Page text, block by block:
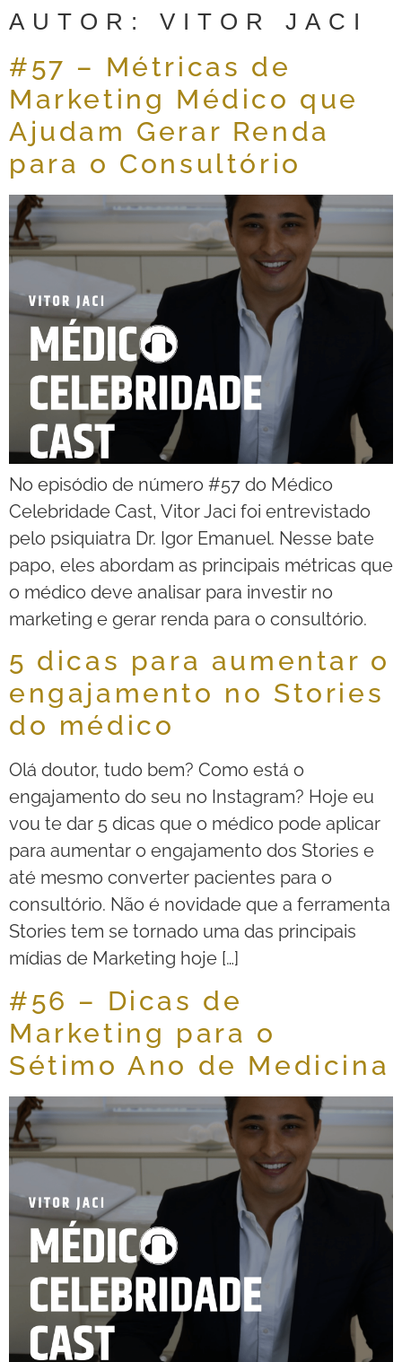
AUTOR: VITOR JACI
#57 – Métricas de
Marketing Médico que
Ajudam Gerar Renda
para o Consultório
No episódio de número #57 do Médico
Celebridade Cast, Vitor Jaci foi entrevistado
pelo psiquiatra Dr. Igor Emanuel. Nesse bate
papo, eles abordam as principais métricas que
o médico deve analisar para investir no
marketing e gerar renda para o consultório.
5 dicas para aumentar o
engajamento no Stories
do médico
Olá doutor, tudo bem? Como está o
engajamento do seu no Instagram? Hoje eu
vou te dar 5 dicas que o médico pode aplicar
para aumentar o engajamento dos Stories e
até mesmo converter pacientes para o
consultório. Não é novidade que a ferramenta
Stories tem se tornado uma das principais
mídias de Marketing hoje […]
#56 – Dicas de
Marketing para o
Sétimo Ano de Medicina